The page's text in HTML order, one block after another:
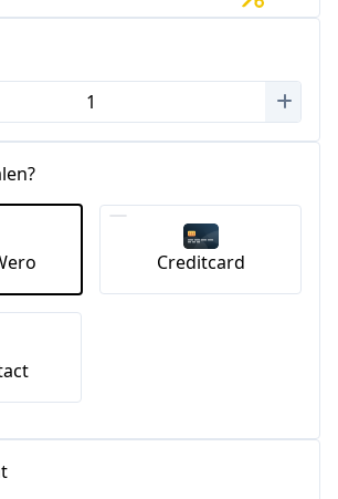
Creditcard